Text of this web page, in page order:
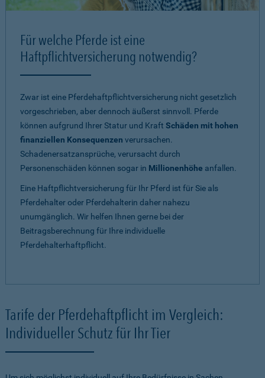
Für welche Pferde ist eine
Haftpflichtversicherung notwendig?
Zwar ist eine Pferdehaftpflichtversicherung nicht gesetzlich
vorgeschrieben, aber dennoch äußerst sinnvoll. Pferde
können aufgrund Ihrer Statur und Kraft Schäden mit hohen
finanziellen Konsequenzen verursachen.
Schadenersatzansprüche, verursacht durch
Personenschäden können sogar in Millionenhöhe anfallen.
Eine Haftpflichtversicherung für Ihr Pferd ist für Sie als
Pferdehalter oder Pferdehalterin daher nahezu
unumgänglich. Wir helfen Ihnen gerne bei der
Beitragsberechnung für Ihre individuelle
Pferdehalterhaftpflicht.
Tarife der Pferdehaftpflicht im Vergleich:
Individueller Schutz für Ihr Tier